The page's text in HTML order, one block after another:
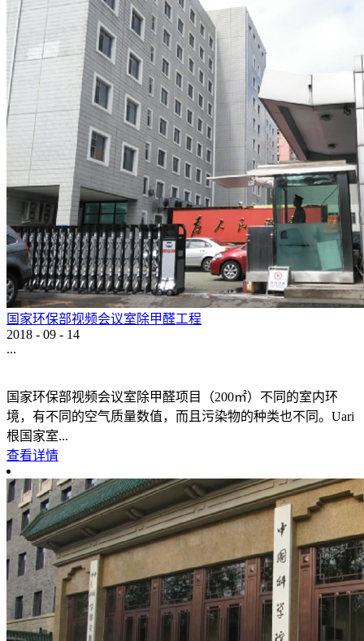
国家环保部视频会议室除甲醛工程
2018 - 09 - 14
...
国家环保部视频会议室除甲醛项目（200㎡）不同的室内环
境，有不同的空气质量数值，而且污染物的种类也不同。Uari
根国家室...
查看详情